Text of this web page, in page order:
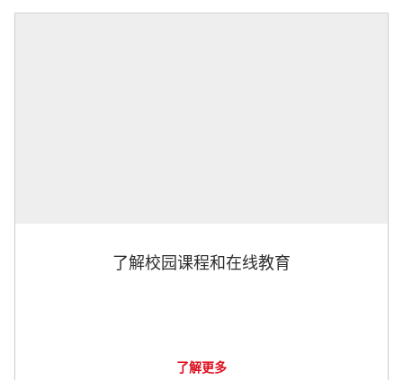
了解校园课程和在线教育
了解更多